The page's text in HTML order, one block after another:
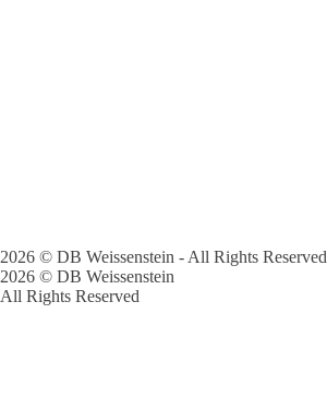
2026 © DB Weissenstein - All Rights Reserved
2026 © DB Weissenstein
All Rights Reserved